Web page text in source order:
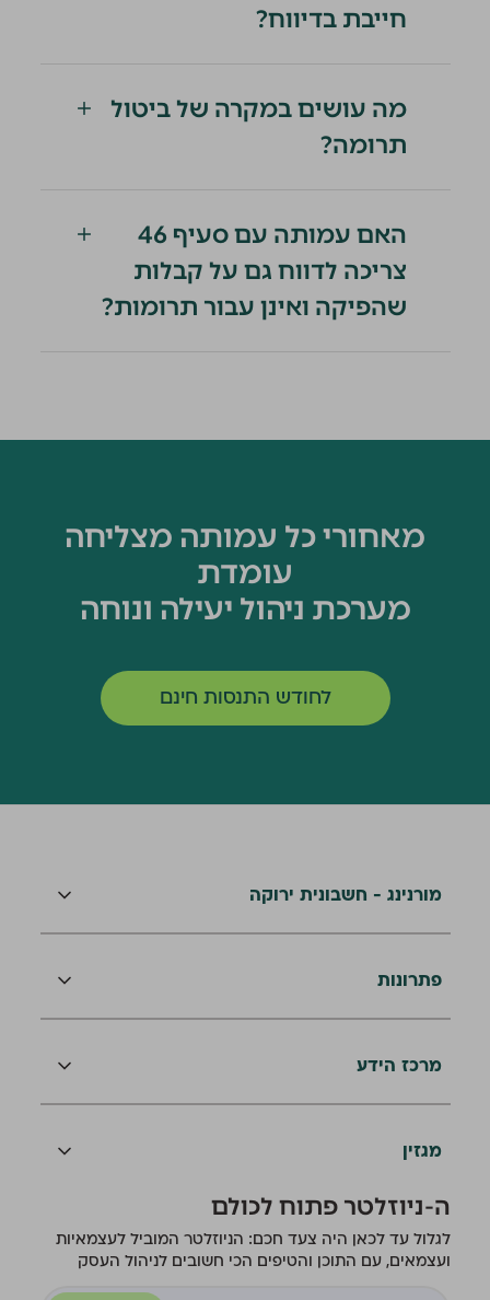
חייבת בדיווח?
מה עושים במקרה של ביטול
תרומה?
האם עמותה עם סעיף 46
צריכה לדווח גם על קבלות
שהפיקה ואינן עבור תרומות?
מאחורי כל עמותה מצליחה
עומדת
מערכת ניהול יעילה ונוחה
לחודש התנסות חינם
מורנינג - חשבונית ירוקה
פתרונות
מרכז הידע
מגזין
ה-ניוזלטר פתוח לכולם
לגלול עד לכאן היה צעד חכם: הניוזלטר המוביל לעצמאיות
ועצמאים, עם התוכן והטיפים הכי חשובים לניהול העסק